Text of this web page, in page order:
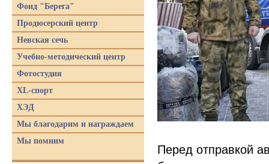
Перед отправкой
Фонд "Берега"
Продюсерский центр
Невская сечь
Учебно-методический центр
Фотостудия
XL-спорт
ХЭД
Мы благодарим и награждаем
Мы помним